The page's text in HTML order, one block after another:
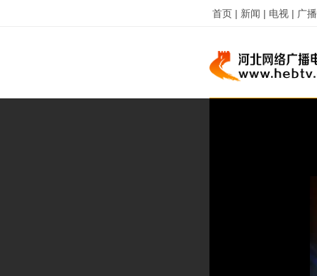
首页 | 新闻 | 电视 | 广